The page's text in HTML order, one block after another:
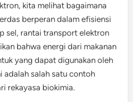
kita melihat bagaimana
berperan dalam efisiensi
sel, rantai transport elektron
bahwa energi dari makanan
yang dapat digunakan oleh
adalah salah satu contoh
rekayasa biokimia.